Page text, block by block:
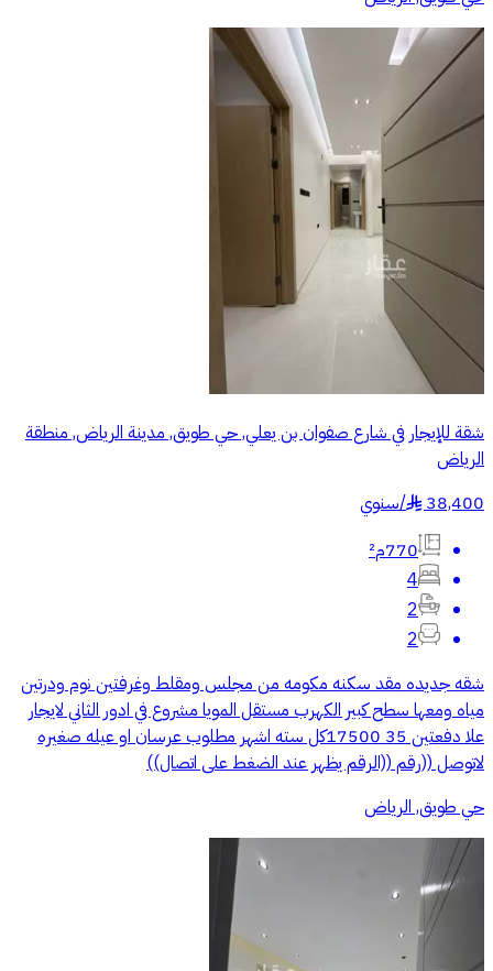
شقة للإيجار في شارع صفوان بن يعلي, حي طويق, مدينة الرياض, منطقة
الرياض
38,400
§
/سنوي
770م²
4
2
2
شقه جديده مقد سكنه مكومه من مجلس ومقلط وغرفتين نوم ودرتين
مياه ومعها سطح كبير الكهرب مستقل المويا مشروع في ادور الثاني لايجار
علا دفعتين 35 17500كل سته اشهر مطلوب عرسان او عيله صغيره
لاتوصل ((رقم ((الرقم يظهر عند الضغط على اتصال))
حي طويق, الرياض